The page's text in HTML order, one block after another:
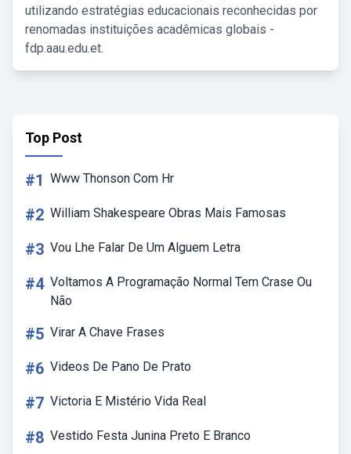
utilizando estratégias educacionais reconhecidas por
renomadas instituições acadêmicas globais -
fdp.aau.edu.et.
Top Post
#1 Www Thonson Com Hr
#2 William Shakespeare Obras Mais Famosas
#3 Vou Lhe Falar De Um Alguem Letra
#4 Voltamos A Programação Normal Tem Crase Ou
Não
#5 Virar A Chave Frases
#6 Videos De Pano De Prato
#7 Victoria E Mistério Vida Real
#8 Vestido Festa Junina Preto E Branco